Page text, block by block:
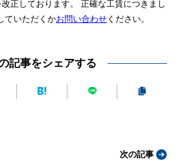
正しております。 正確な工賃につきまし
ていただくかお問い合わせください。
記事をシェアする
次の記事